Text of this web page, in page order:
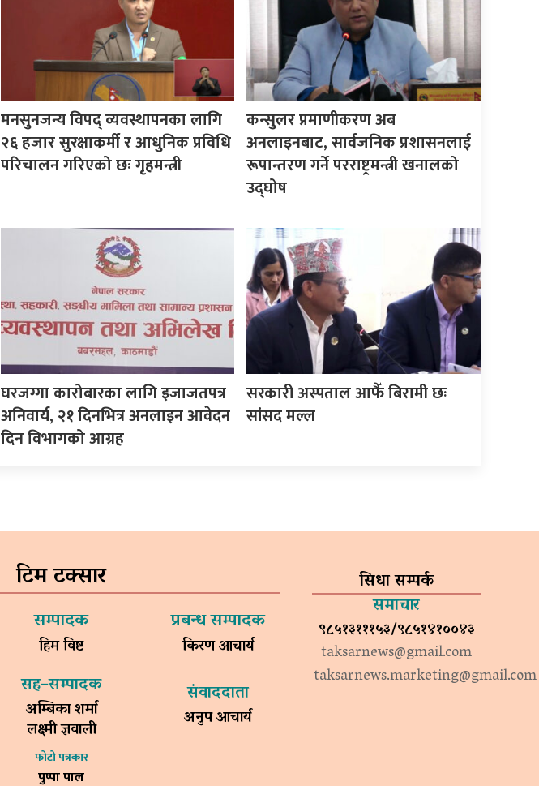
मनसुनजन्य विपद् व्यवस्थापनका लागि
२६ हजार सुरक्षाकर्मी र आधुनिक प्रविधि
परिचालन गरिएको छः गृहमन्त्री
कन्सुलर प्रमाणीकरण अब
अनलाइनबाट, सार्वजनिक प्रशासनलाई
रूपान्तरण गर्ने परराष्ट्रमन्त्री खनालको
उद्घोष
घरजग्गा कारोबारका लागि इजाजतपत्र
अनिवार्य, २१ दिनभित्र अनलाइन आवेदन
दिन विभागको आग्रह
सरकारी अस्पताल आफैँ बिरामी छः
सांसद मल्ल
टिम टक्सार
सम्पादक
हिम विष्ट
प्रबन्ध सम्पादक
किरण आचार्य
सह–सम्पादक
अम्बिका शर्मा
लक्ष्मी ज्ञवाली
फोटो पत्रकार
पुष्पा पाल
संवाददाता
अनुप आचार्य
सिधा सम्पर्क
समाचार
९८५१३१११५३/९८५१४१००४३
taksarnews@gmail.com
taksarnews.marketing@gmail.com